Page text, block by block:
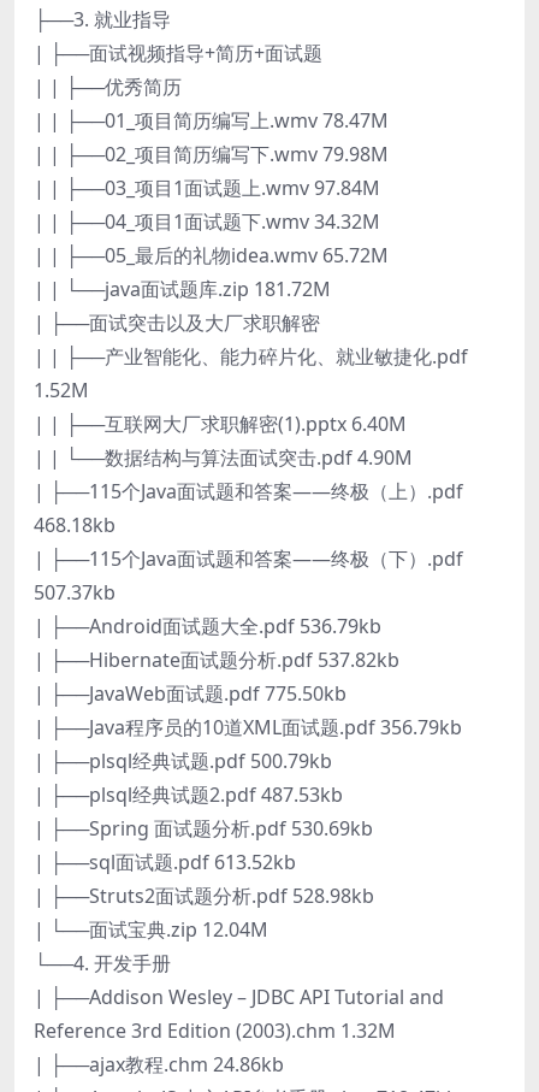
├──3. 就业指导
| ├──面试视频指导+简历+面试题
| | ├──优秀简历
| | ├──01_项目简历编写上.wmv 78.47M
| | ├──02_项目简历编写下.wmv 79.98M
| | ├──03_项目1面试题上.wmv 97.84M
| | ├──04_项目1面试题下.wmv 34.32M
| | ├──05_最后的礼物idea.wmv 65.72M
| | └──java面试题库.zip 181.72M
| ├──面试突击以及大厂求职解密
| | ├──产业智能化、能力碎片化、就业敏捷化.pdf
1.52M
| | ├──互联网大厂求职解密(1).pptx 6.40M
| | └──数据结构与算法面试突击.pdf 4.90M
| ├──115个Java面试题和答案——终极（上）.pdf
468.18kb
| ├──115个Java面试题和答案——终极（下）.pdf
507.37kb
| ├──Android面试题大全.pdf 536.79kb
| ├──Hibernate面试题分析.pdf 537.82kb
| ├──JavaWeb面试题.pdf 775.50kb
| ├──Java程序员的10道XML面试题.pdf 356.79kb
| ├──plsql经典试题.pdf 500.79kb
| ├──plsql经典试题2.pdf 487.53kb
| ├──Spring 面试题分析.pdf 530.69kb
| ├──sql面试题.pdf 613.52kb
| ├──Struts2面试题分析.pdf 528.98kb
| └──面试宝典.zip 12.04M
└──4. 开发手册
| ├──Addison Wesley – JDBC API Tutorial and
Reference 3rd Edition (2003).chm 1.32M
| ├──ajax教程.chm 24.86kb